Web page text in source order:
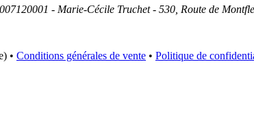
- Marie-Cécile Truchet - 530, Route de
• Conditions générales de vente • Politique de